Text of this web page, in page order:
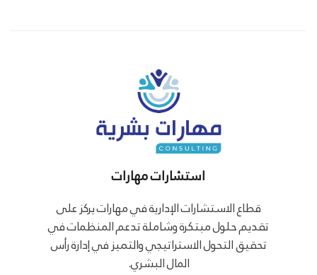
استشارات مهارات
قطاع الاستشارات الإدارية في مهارات يركز على
تقديم حلول مبتكرة وشاملة تدعم المنظمات في
تحقيق التحول الاستراتيجي والتميز في إدارة رأس
المال البشري.